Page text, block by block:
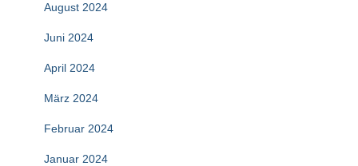
August 2024
Juni 2024
April 2024
März 2024
Februar 2024
Januar 2024